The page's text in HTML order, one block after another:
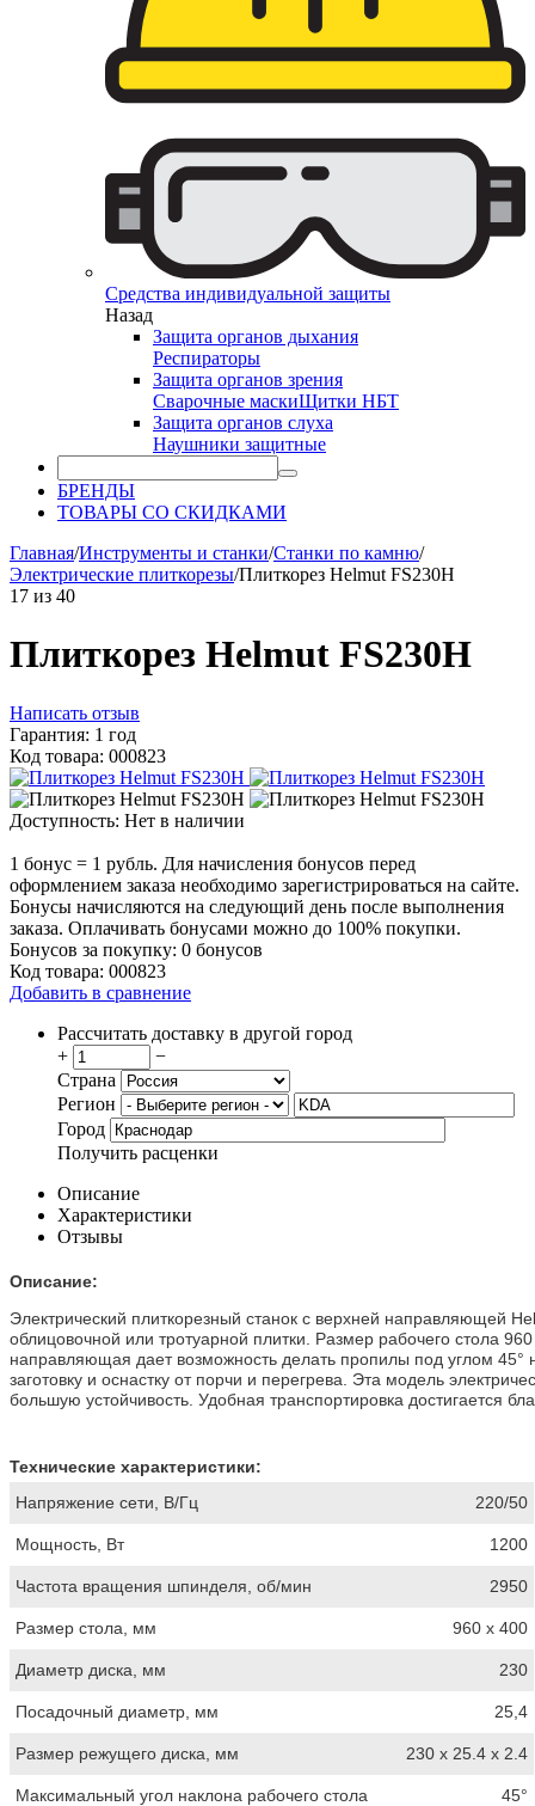
Средства индивидуальной защиты
Назад
Защита органов дыхания
Респираторы
Защита органов зрения
Сварочные маскиЩитки НБТ
Защита органов слуха
Наушники защитные
БРЕНДЫ
ТОВАРЫ СО СКИДКАМИ
Главная/Инструменты и станки/Станки по камню/
Электрические плиткорезы/Плиткорез Helmut FS230H
17 из 40
Плиткорез Helmut FS230H
Написать отзыв
Гарантия: 1 год
Код товара: 000823
Доступность: Нет в наличии
1 бонус = 1 рубль. Для начисления бонусов перед
оформлением заказа необходимо зарегистрироваться на сайте.
Бонусы начисляются на следующий день после выполнения
заказа. Оплачивать бонусами можно до 100% покупки.
Бонусов за покупку: 0 бонусов
Код товара: 000823
Добавить в сравнение
Рассчитать доставку в другой город
+
−
Страна
Регион
Город
Получить расценки
Описание
Характеристики
Отзывы
Описание:
Электрический плиткорезный станок с верхней направляющей
облицовочной или тротуарной плитки. Размер рабочего стола
направляющая дает возможность делать пропилы под углом
заготовку и оснастку от порчи и перегрева. Эта модель
большую устойчивость. Удобная транспортировка достигается
Технические характеристики:
Напряжение сети, В/Гц
220/50
Мощность, Вт 1200
Частота вращения шпинделя, об/мин 2950
Размер стола, мм 960 x 400
Диаметр диска, мм 230
Посадочный диаметр, мм 25,4
Размер режущего диска, мм 230 x 25.4 x 2.4
Максимальный угол наклона рабочего стола 45°